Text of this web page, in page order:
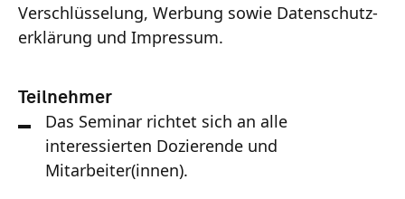
Ver­schlüs­se­lung, Wer­bung sowie Daten­schutz­
er­klä­rung und Impres­sum.
Teilnehmer
Das Seminar richtet sich an alle
interessierten Dozierende und
Mitarbeiter(innen).